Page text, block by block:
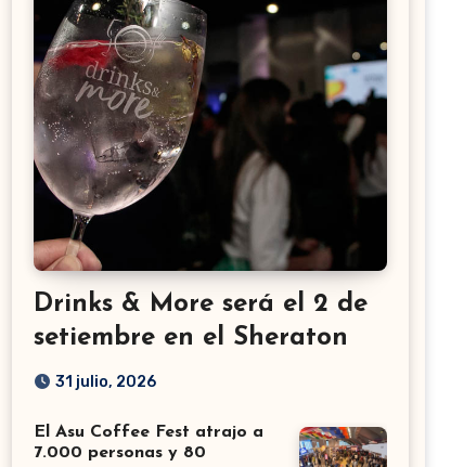
Drinks & More será el 2 de
setiembre en el Sheraton
31 julio, 2026
El Asu Coffee Fest atrajo a
7.000 personas y 80